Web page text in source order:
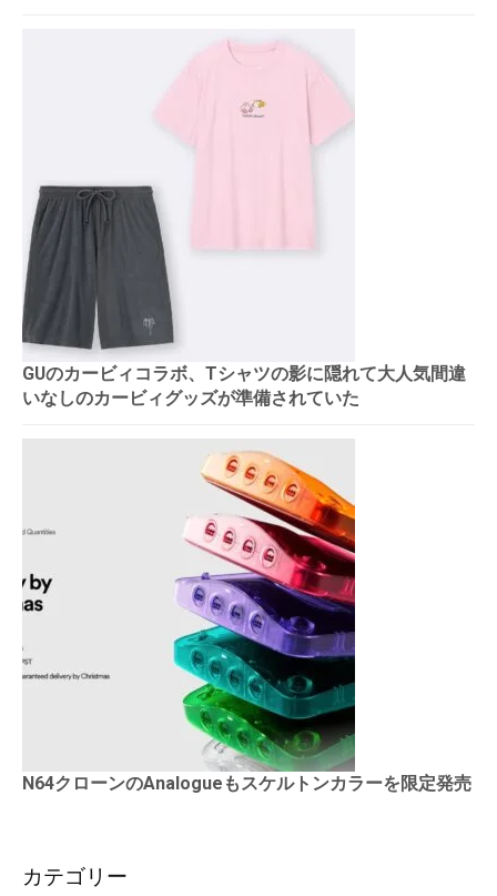
GUのカービィコラボ、Tシャツの影に隠れて大人気間違
いなしのカービィグッズが準備されていた
N64クローンのAnalogueもスケルトンカラーを限定発売
カテゴリー